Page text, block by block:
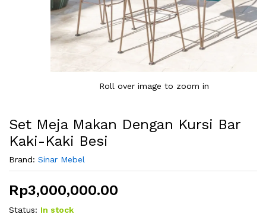
Roll over image to zoom in
Set Meja Makan Dengan Kursi Bar
Kaki-Kaki Besi
Brand: Sinar Mebel
Rp3,000,000.00
Status: In stock